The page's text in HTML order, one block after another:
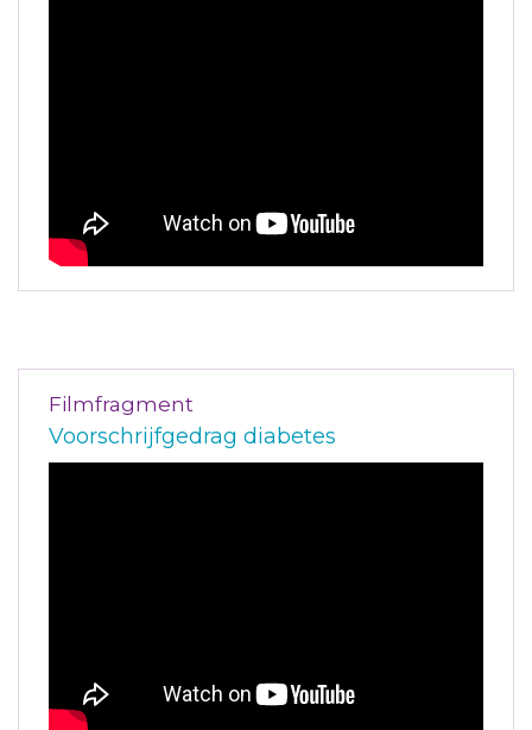
Filmfragment
Voorschrijfgedrag diabetes